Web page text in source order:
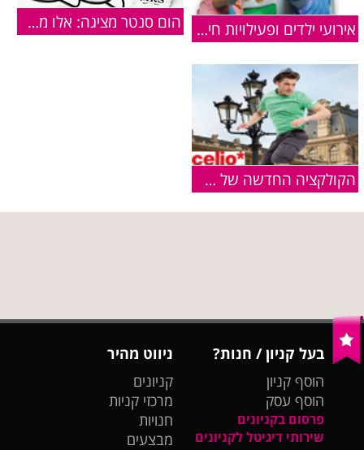
אירועי ילדים ופעילויות חינם - פסח 2013 הום סנטר מציגה: אלו מתנות כדאי לקנות לחג האהבה?
הקולקציה החדשה של CELIO עכשיו בחנויות
בעל קניון / חנות?
הוסף קניון
הוסף עסק
פרסום בקניונים
שירותי דיגיטל לקניונים
ניווט מהיר
קניונים
מרכזי קניות
חנויות
מבצעים